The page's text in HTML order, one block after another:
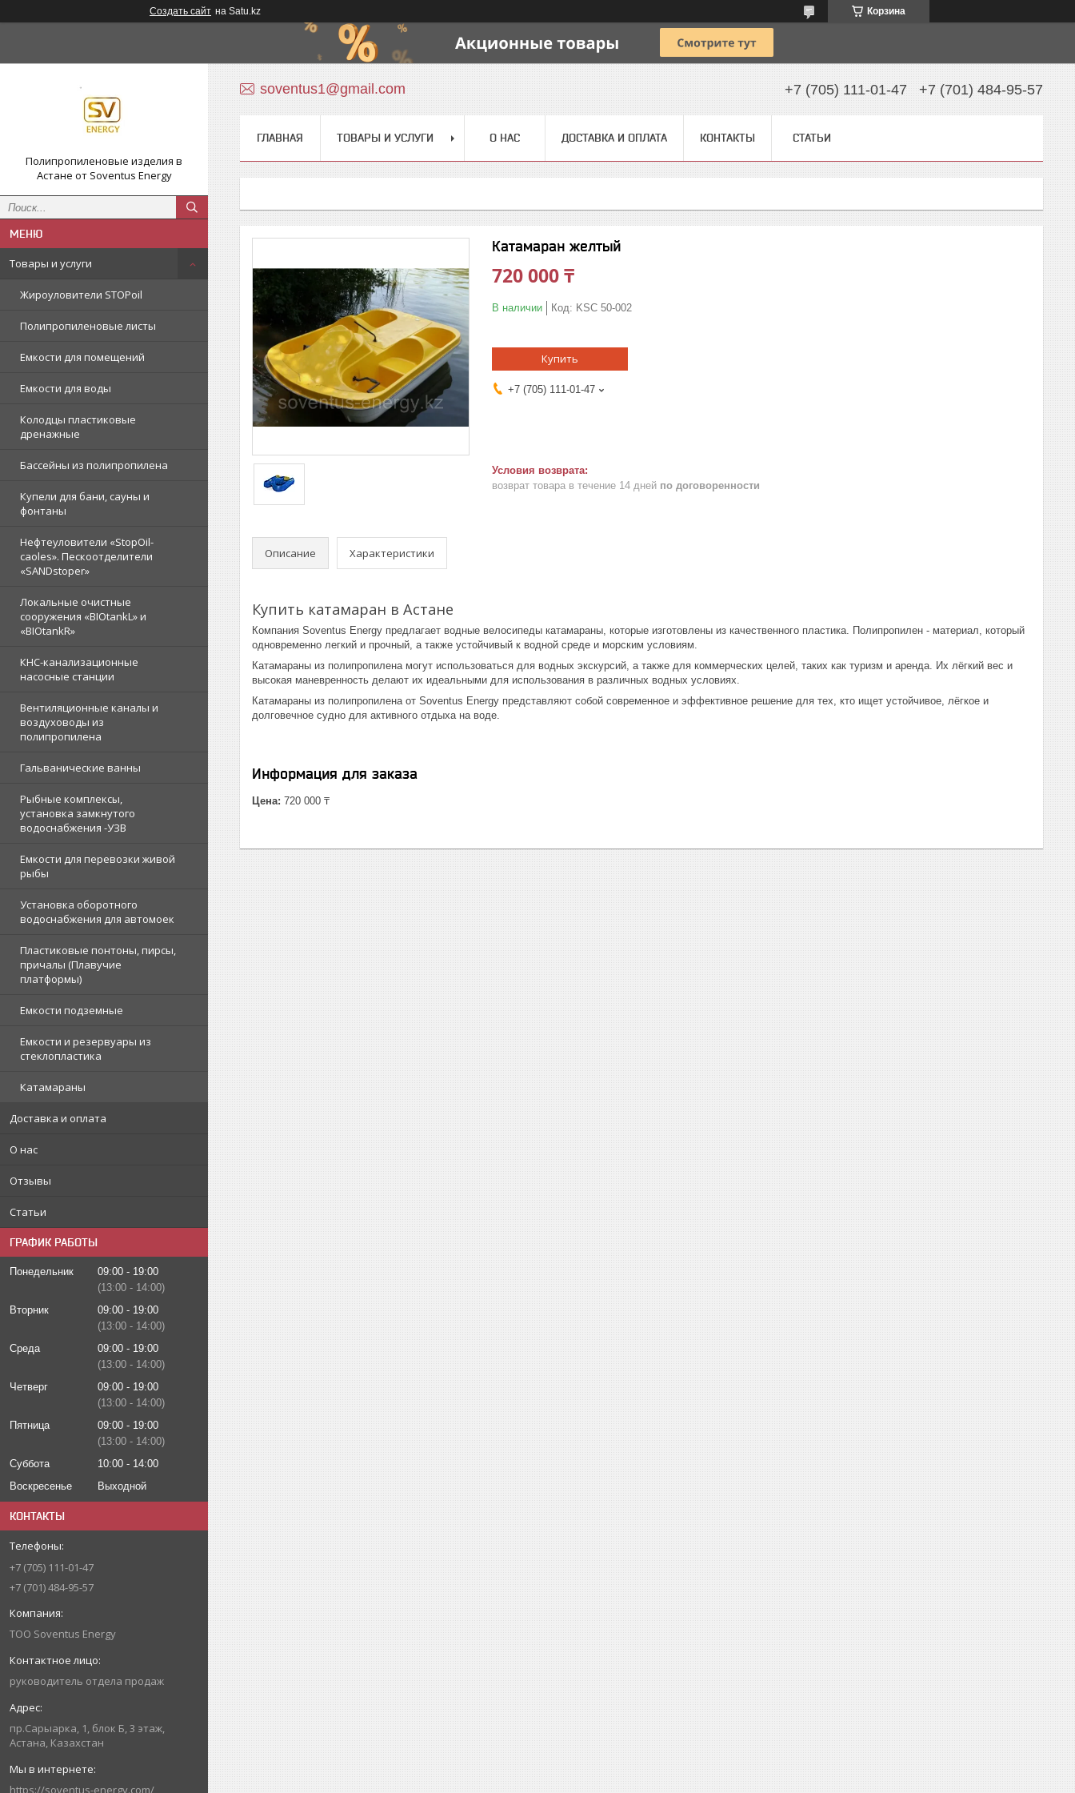
Создать сайт на Satu.kz Корзина
Полипропиленовые изделия в
Астане от Soventus Energy
Товары и услуги
Жироуловители STOPoil
Полипропиленовые листы
Емкости для помещений
Емкости для воды
Колодцы пластиковые
дренажные
Бассейны из полипропилена
Купели для бани, сауны и
фонтаны
Нефтеуловители «StopOil-
caoles». Пескоотделители
«SANDstoper»
Локальные очистные
сооружения «BIOtankL» и
«BIOtankR»
КНС-канализационные
насосные станции
Вентиляционные каналы и
воздуховоды из
полипропилена
Гальванические ванны
Рыбные комплексы,
установка замкнутого
водоснабжения -УЗВ
Емкости для перевозки живой
рыбы
Установка оборотного
водоснабжения для автомоек
Пластиковые понтоны, пирсы,
причалы (Плавучие
платформы)
Емкости подземные
Емкости и резервуары из
стеклопластика
Катамараны
Доставка и оплата
О нас
Отзывы
Статьи
ГРАФИК РАБОТЫ
Понедельник 09:00
19:00
13:00
14:00
Вторник
09:00
19:00
13:00
14:00
Среда
09:00
19:00
13:00
14:00
Четверг
09:00
19:00
13:00
14:00
Пятница
09:00
19:00
13:00
14:00
Суббота
10:00
14:00
Воскресенье
Выходной
КОНТАКТЫ
+7 (705) 111-01-47
+7 (701) 484-95-57
ТОО Soventus Energy
руководитель отдела продаж
пр.Сарыарка, 1, блок Б, 3 этаж,
Астана, Казахстан
https://soventus-energy.com/
soventus1@gmail.com +7 (705) 111-01-47 +7 (701) 484-95-57
ГЛАВНАЯ ТОВАРЫ И УСЛУГИ О НАС ДОСТАВКА И ОПЛАТА КОНТАКТЫ СТАТЬИ
Катамаран желтый
720 000 ₸
В наличии Код: KSC 50-002
Купить
+7 (705) 111-01-47
возврат товара в течение 14 дней по договоренности
Описание Характеристики
Купить катамаран в Астане
Компания Soventus Energy предлагает водные велосипеды катамараны, которые изготовлены из качественного пластика. Полипропилен - материал, который
одновременно легкий и прочный, а также устойчивый к водной среде и морским условиям.
Катамараны из полипропилена могут использоваться для водных экскурсий, а также для коммерческих целей, таких как туризм и аренда. Их лёгкий вес и
высокая маневренность делают их идеальными для использования в различных водных условиях.
Катамараны из полипропилена от Soventus Energy представляют собой современное и эффективное решение для тех, кто ищет устойчивое, лёгкое и
долговечное судно для активного отдыха на воде.
Информация для заказа
Цена: 720 000 ₸